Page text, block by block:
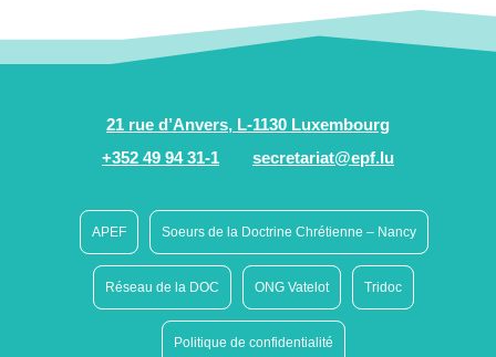
21 rue d’Anvers, L-1130 Luxembourg
+352 49 94 31-1
secretariat@epf.lu
APEF Soeurs de la Doctrine Chrétienne – Nancy
Réseau de la DOC ONG Vatelot Tridoc
Politique de confidentialité